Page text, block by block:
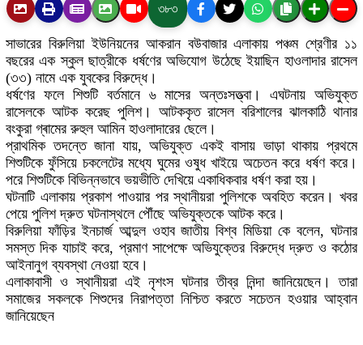
৩৮৩
সাভারের বিরুলিয়া ইউনিয়নের আকরান বউবাজার এলাকায় পঞ্চম শ্রেণীর ১১
বছরের এক স্কুল ছাত্রীকে ধর্ষণের অভিযোগ উঠেছে ইয়াছিন হাওলাদার রাসেল
(৩৩) নামে এক যুবকের বিরুদ্ধে।
ধর্ষণের ফলে শিশুটি বর্তমানে ৬ মাসের অন্তঃসত্ত্বা। এঘটনায় অভিযুক্ত
রাসেলকে আটক করেছ পুলিশ। আটককৃত রাসেল বরিশালের ঝালকাঠি থানার
বংকুরা গ্ৰামের রুহুল আমিন হাওলাদারের ছেলে।
প্রাথমিক তদন্তে জানা যায়, অভিযুক্ত একই বাসায় ভাড়া থাকায় প্রথমে
শিশুটিকে ফুঁসিয়ে চকলেটের মধ্যে ঘুমের ওষুধ খাইয়ে অচেতন করে ধর্ষণ করে।
পরে শিশুটিকে বিভিন্নভাবে ভয়ভীতি দেখিয়ে একাধিকবার ধর্ষণ করা হয়।
ঘটনাটি এলাকায় প্রকাশ পাওয়ার পর স্থানীয়রা পুলিশকে অবহিত করেন। খবর
পেয়ে পুলিশ দ্রুত ঘটনাস্থলে পৌঁছে অভিযুক্তকে আটক করে।
বিরুলিয়া ফাঁড়ির ইনচার্জ আব্দুল ওহাব জাতীয় বিশ্ব মিডিয়া কে বলেন, ঘটনার
সমস্ত দিক যাচাই করে, প্রমাণ সাপেক্ষে অভিযুক্তের বিরুদ্ধে দ্রুত ও কঠোর
আইনানুগ ব্যবস্থা নেওয়া হবে।
এলাকাবাসী ও স্থানীয়রা এই নৃশংস ঘটনার তীব্র নিন্দা জানিয়েছেন। তারা
সমাজের সকলকে শিশুদের নিরাপত্তা নিশ্চিত করতে সচেতন হওয়ার আহ্বান
জানিয়েছেন